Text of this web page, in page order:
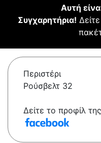
Αυτή
Συγχαρητήρια!
Περιστέρι
Ρούσβελτ 32
Δείτε το προφίλ